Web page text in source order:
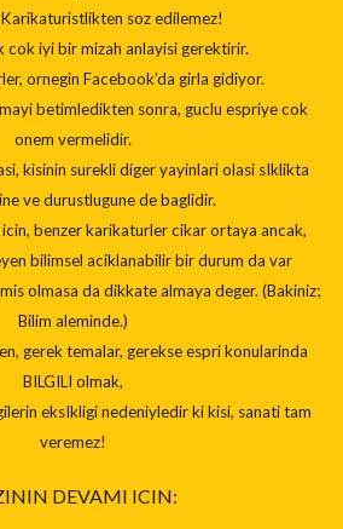
soz edilemez!
cok iyi bir mizah anlayisi gerektirir.
ornegin Facebook’da girla gidiyor.
betimledikten sonra, guclu espriye cok
onem vermelidir.
kisinin surekli diger yayinlari olasi sIklikta
ve durustlugune de baglidir.
benzer karikaturler cikar ortaya ancak,
bilimsel aciklanabilir bir durum da var
olmasa da dikkate almaya deger. (Bakiniz;
Bilim aleminde.)
gerek temalar, gerekse espri konularinda
BILGILI olmak,
eksIkligi nedeniyledir ki kisi, sanati tam
veremez!
DEVAMI ICIN: